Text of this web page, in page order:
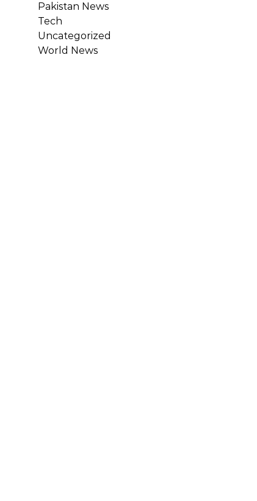
Pakistan News
Tech
Uncategorized
World News